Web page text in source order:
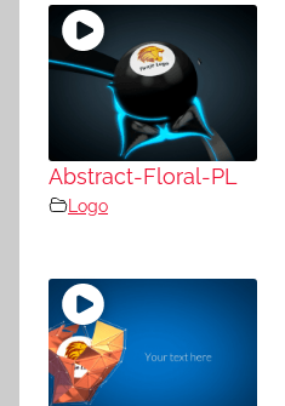
Abstract-Floral-PL
Logo